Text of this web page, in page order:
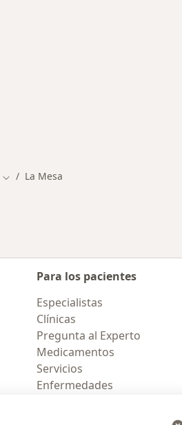
Cambiar de ciudad
La Mesa
Para los pacientes
Especialistas
Clínicas
Pregunta al Experto
Medicamentos
Servicios
Enfermedades